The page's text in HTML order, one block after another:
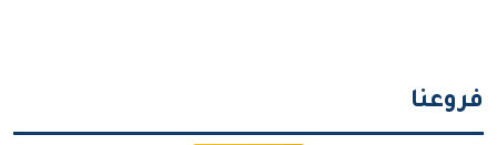
فروعنا